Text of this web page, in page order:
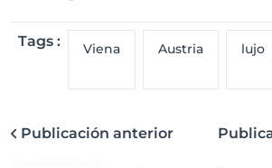
Tags : Viena Austria lujo
Publicación anterior